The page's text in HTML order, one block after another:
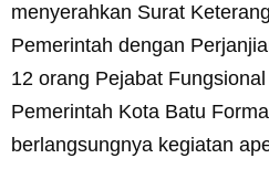
menyerahkan Surat
Pemerintah dengan
12 orang Pejabat
Pemerintah Kota Batu
berlangsungnya kegiatan